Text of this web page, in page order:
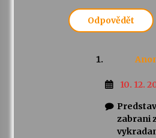
Odpovědět
10. 12.
zabrani